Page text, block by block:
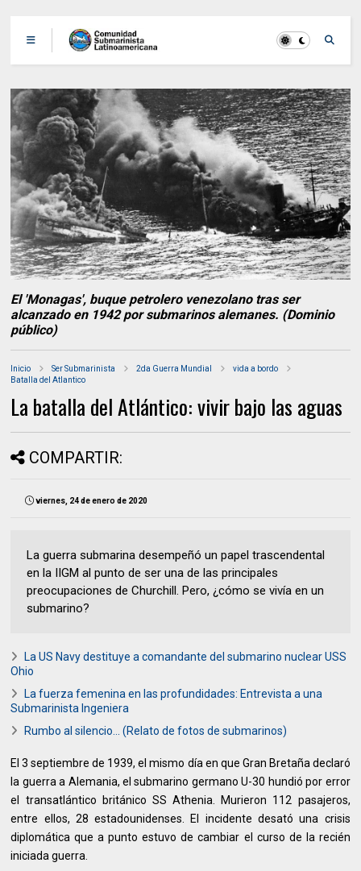
El 'Monagas', buque petrolero venezolano tras ser
alcanzado en 1942 por submarinos alemanes. (Dominio
público)
Inicio Ser Submarinista 2da Guerra Mundial
vida a bordo
Batalla del Atlantico
La batalla del Atlántico: vivir bajo las aguas
COMPARTIR:
viernes, 24 de enero de 2020
La guerra submarina desempeñó un papel trascendental
en la IIGM al punto de ser una de las principales
preocupaciones de Churchill. Pero, ¿cómo se vivía en un
submarino?
La US Navy destituye a comandante del submarino nuclear USS
Ohio
La fuerza femenina en las profundidades: Entrevista a una
Submarinista Ingeniera
Rumbo al silencio... (Relato de fotos de submarinos)
El 3 septiembre de 1939, el mismo día en que Gran Bretaña declaró
la guerra a Alemania, el submarino germano U-30 hundió por error
el transatlántico británico SS Athenia. Murieron 112 pasajeros,
entre ellos, 28 estadounidenses. El incidente desató una crisis
diplomática que a punto estuvo de cambiar el curso de la recién
iniciada guerra.